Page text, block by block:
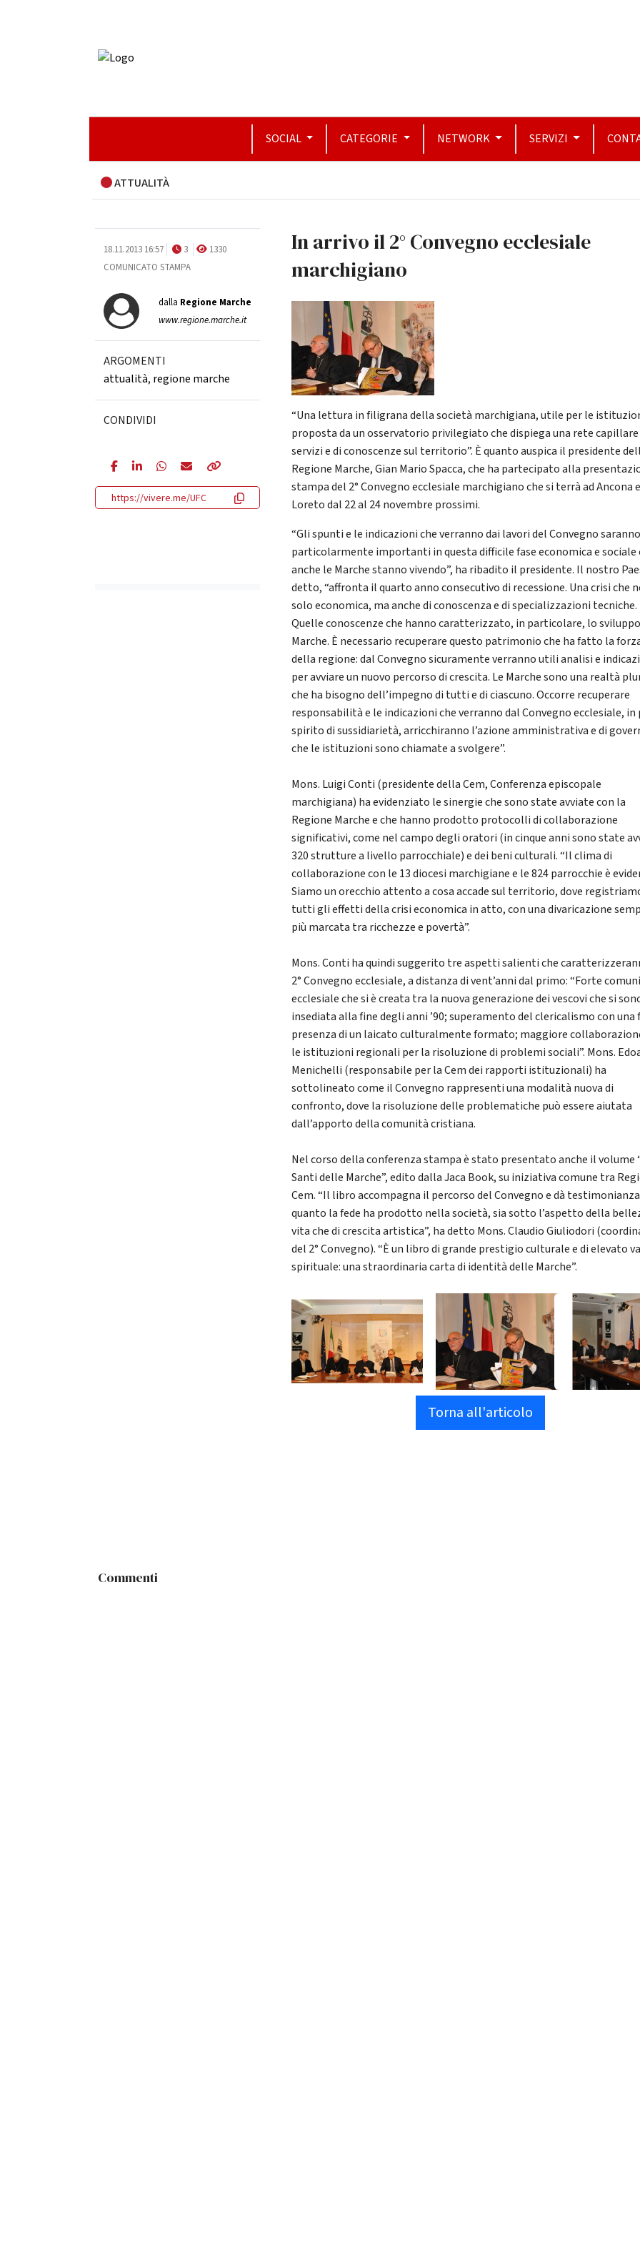
SOCIAL CATEGORIE NETWORK SERVIZI
ATTUALITÀ
18.11.2013 16:57 3
1330
COMUNICATO STAMPA
dalla Regione Marche
www.regione.marche.it
ARGOMENTI
attualità, regione marche
CONDIVIDI
https://vivere.me/UFC
In arrivo il 2° Convegno ecclesiale
marchigiano
“Una lettura in filigrana della società marchigiana, utile per le
proposta da un osservatorio privilegiato che dispiega una rete
servizi e di conoscenze sul territorio”. È quanto auspica il presidente
Regione Marche, Gian Mario Spacca, che ha partecipato alla
stampa del 2° Convegno ecclesiale marchigiano che si terrà ad Ancona
Loreto dal 22 al 24 novembre prossimi.
“Gli spunti e le indicazioni che verranno dai lavori del Convegno
particolarmente importanti in questa difficile fase economica e sociale
anche le Marche stanno vivendo”, ha ribadito il presidente. Il nostro
detto, “affronta il quarto anno consecutivo di recessione. Una crisi che
solo economica, ma anche di conoscenza e di specializzazioni tecniche.
Quelle conoscenze che hanno caratterizzato, in particolare, lo
Marche. È necessario recuperare questo patrimonio che ha fatto la
della regione: dal Convegno sicuramente verranno utili analisi e
per avviare un nuovo percorso di crescita. Le Marche sono una realtà
che ha bisogno dell’impegno di tutti e di ciascuno. Occorre recuperare
responsabilità e le indicazioni che verranno dal Convegno ecclesiale, in
spirito di sussidiarietà, arricchiranno l’azione amministrativa e di
che le istituzioni sono chiamate a svolgere”.
Mons. Luigi Conti (presidente della Cem, Conferenza episcopale
marchigiana) ha evidenziato le sinergie che sono state avviate con la
Regione Marche e che hanno prodotto protocolli di collaborazione
significativi, come nel campo degli oratori (in cinque anni sono state
320 strutture a livello parrocchiale) e dei beni culturali. “Il clima di
collaborazione con le 13 diocesi marchigiane e le 824 parrocchie è
Siamo un orecchio attento a cosa accade sul territorio, dove
tutti gli effetti della crisi economica in atto, con una divaricazione
più marcata tra ricchezze e povertà”.
Mons. Conti ha quindi suggerito tre aspetti salienti che
2° Convegno ecclesiale, a distanza di vent’anni dal primo: “Forte
ecclesiale che si è creata tra la nuova generazione dei vescovi che si
insediata alla fine degli anni ’90; superamento del clericalismo con
presenza di un laicato culturalmente formato; maggiore
le istituzioni regionali per la risoluzione di problemi sociali”. Mons.
Menichelli (responsabile per la Cem dei rapporti istituzionali) ha
sottolineato come il Convegno rappresenti una modalità nuova di
confronto, dove la risoluzione delle problematiche può essere aiutata
dall’apporto della comunità cristiana.
Nel corso della conferenza stampa è stato presentato anche il volume
Santi delle Marche”, edito dalla Jaca Book, su iniziativa comune tra
Cem. “Il libro accompagna il percorso del Convegno e dà
quanto la fede ha prodotto nella società, sia sotto l’aspetto della
vita che di crescita artistica”, ha detto Mons. Claudio Giuliodori
del 2° Convegno). “È un libro di grande prestigio culturale e di elevato
spirituale: una straordinaria carta di identità delle Marche”.
Torna all'articolo
Commenti